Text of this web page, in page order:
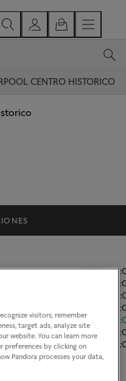
CENTRO HISTORICO
11:00-
11:00
11:00
visitors, remember
target ads, analyze site
website. You can learn more
preferences by clicking on
Pandora processes your data,